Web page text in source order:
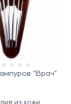
"Врач"
из кожи